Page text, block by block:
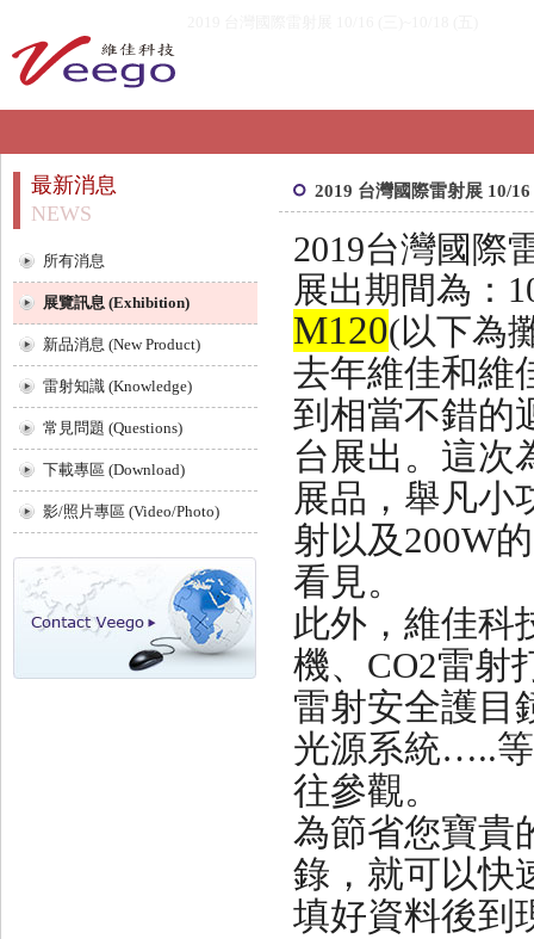
2019 台灣國際雷射展 10/
2019台灣國際
展出期間為：
M120(以下為
去年維佳和維
到相當不錯的
台展出。這次
展品，舉凡小
射以及200W
看見。
此外，維佳科
機、 CO2雷射
雷射安全護目
光源系統…..
往參觀。
為節省您寶貴
錄，就可以快
填好資料後到
最新消息
NEWS
所有消息
展覽訊息 (Exhibition)
新品消息 (New Product)
雷射知識 (Knowledge)
常見問題 (Questions)
下載專區 (Download)
影/照片專區 (Video/Photo)